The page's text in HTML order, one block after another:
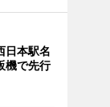
日本駅名
機で先行